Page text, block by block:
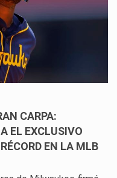
CARPA:
EL EXCLUSIVO
EN LA MLB